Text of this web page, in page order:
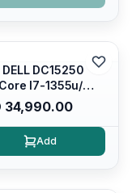
DC15250
I7-1355u/
/ 512GB SSD
Intel UHD
120Hz Anti-
FULLHD LED
34,990.00
Add